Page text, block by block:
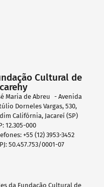
Cultural de
Maria de Abreu - Avenida
Dorneles Vargas, 530,
Califórnia, Jacareí (SP)
12.305-000
+55 (12) 3953-3452
50.457.753/0001-07
da Fundação Cultural de